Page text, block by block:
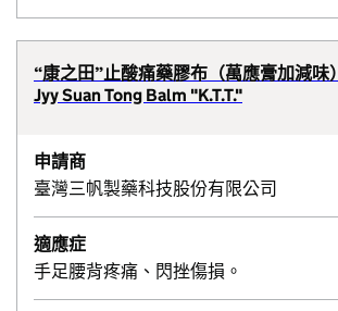
“康之田”止酸痛藥膠布（萬應膏加減味）
Jyy Suan Tong Balm "K.T.T."
申請商
臺灣三帆製藥科技股份有限公司
適應症
手足腰背疼痛、閃挫傷損。